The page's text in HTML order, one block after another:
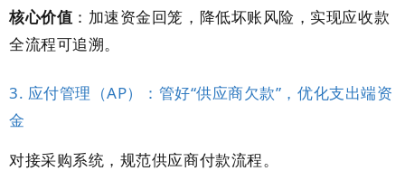
核心价值 ：加速资金回笼，降低坏账风险，实现应收款
全流程可追溯。
3. 应付管理（AP）：管好“供应商欠款”，优化支出端资
金
对接采购系统，规范供应商付款流程。